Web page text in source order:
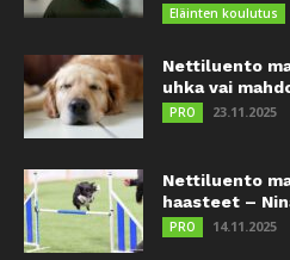
Eläinten koulutus
Nettiluento
uhka vai
PRO 23.11.2025
Nettiluento ma
haasteet –
PRO 14.11.2025